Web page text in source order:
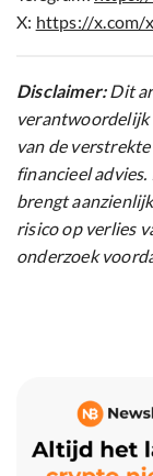
X: https://x.com/
Disclaimer:Dit
verantwoordelijk
van de
financieel
brengt
risico op verlies
onderzoek